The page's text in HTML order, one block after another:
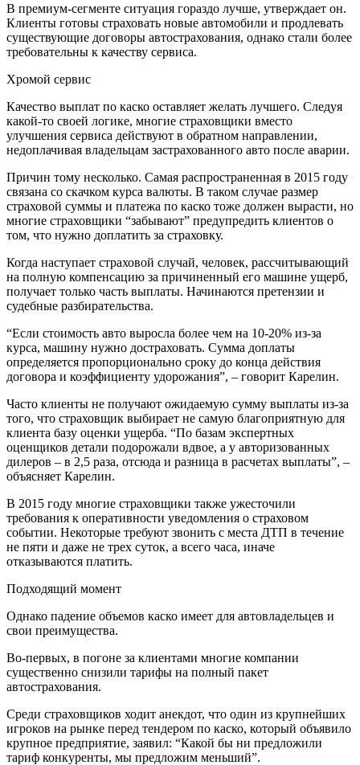
В премиум-сегменте ситуация гораздо лучше, утверждает он.
Клиенты готовы страховать новые автомобили и продлевать
существующие договоры автострахования, однако стали более
требовательны к качеству сервиса.
Хромой сервис
Качество выплат по каско оставляет желать лучшего. Следуя
какой-то своей логике, многие страховщики вместо
улучшения сервиса действуют в обратном направлении,
недоплачивая владельцам застрахованного авто после аварии.
Причин тому несколько. Самая распространенная в 2015 году
связана со скачком курса валюты. В таком случае размер
страховой суммы и платежа по каско тоже должен вырасти, но
многие страховщики “забывают” предупредить клиентов о
том, что нужно доплатить за страховку.
Когда наступает страховой случай, человек, рассчитывающий
на полную компенсацию за причиненный его машине ущерб,
получает только часть выплаты. Начинаются претензии и
судебные разбирательства.
“Если стоимость авто выросла более чем на 10-20% из-за
курса, машину нужно достраховать. Сумма доплаты
определяется пропорционально сроку до конца действия
договора и коэффициенту удорожания”, – говорит Карелин.
Часто клиенты не получают ожидаемую сумму выплаты из-за
того, что страховщик выбирает не самую благоприятную для
клиента базу оценки ущерба. “По базам экспертных
оценщиков детали подорожали вдвое, а у авторизованных
дилеров – в 2,5 раза, отсюда и разница в расчетах выплаты”, –
объясняет Карелин.
В 2015 году многие страховщики также ужесточили
требования к оперативности уведомления о страховом
событии. Некоторые требуют звонить с места ДТП в течение
не пяти и даже не трех суток, а всего часа, иначе
отказываются платить.
Подходящий момент
Однако падение объемов каско имеет для автовладельцев и
свои преимущества.
Во-первых, в погоне за клиентами многие компании
существенно снизили тарифы на полный пакет
автострахования.
Среди страховщиков ходит анекдот, что один из крупнейших
игроков на рынке перед тендером по каско, который объявило
крупное предприятие, заявил: “Какой бы ни предложили
тариф конкуренты, мы предложим меньший”.